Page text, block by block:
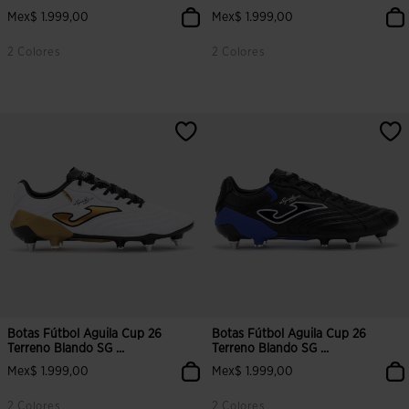
Mex$ 1.999,00
2 Colores
5 sobre 5 de valoración de clientes
Mex$ 1.999,00
2 Colores
3.1 sobre 5 de valoración de
Botas Fútbol Aguila Cup 26
Terreno Blando SG ...
Mex$ 1.999,00
Botas Fútbol Aguila Cup 26
Terreno Blando SG ...
Mex$ 1.999,00